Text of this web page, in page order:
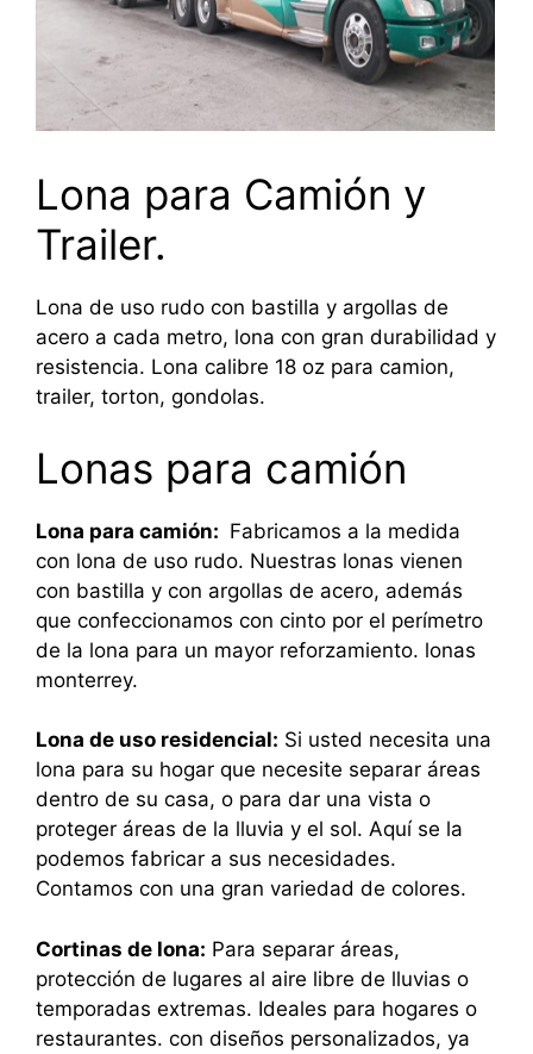
Lona para Camión y
Trailer.
Lona de uso rudo con bastilla y argollas de
acero a cada metro, lona con gran durabilidad y
resistencia. Lona calibre 18 oz para camion,
trailer, torton, gondolas.
Lonas para camión
Lona para camión: Fabricamos a la medida
con lona de uso rudo. Nuestras lonas vienen
con bastilla y con argollas de acero, además
que confeccionamos con cinto por el perímetro
de la lona para un mayor reforzamiento. lonas
monterrey.
Lona de uso residencial: Si usted necesita una
lona para su hogar que necesite separar áreas
dentro de su casa, o para dar una vista o
proteger áreas de la lluvia y el sol. Aquí se la
podemos fabricar a sus necesidades.
Contamos con una gran variedad de colores.
Cortinas de lona: Para separar áreas,
protección de lugares al aire libre de lluvias o
temporadas extremas. Ideales para hogares o
restaurantes. con diseños personalizados, ya